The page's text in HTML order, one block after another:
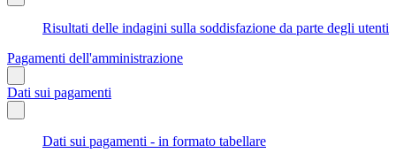
Risultati delle indagini sulla soddisfazione da parte degli utenti
Pagamenti dell'amministrazione
Dati sui pagamenti
Dati sui pagamenti - in formato tabellare